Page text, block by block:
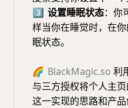
3⃣️ 设置睡眠状态：你
样当你在睡觉时，在
眠状态。
🌈 BlackMagic.so 利
与三方授权将个人主
这一实现的思路和产